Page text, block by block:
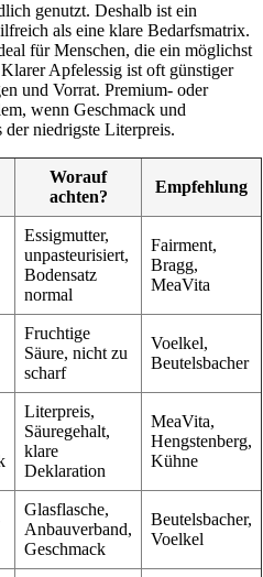
genutzt. Deshalb ist ein
als eine klare Bedarfsmatrix.
für Menschen, die ein möglichst
Apfelessig ist oft günstiger
und Vorrat. Premium- oder
wenn Geschmack und
niedrigste Literpreis.
Worauf
achten?
Empfehlung
Essigmutter,
unpasteurisiert,
Bodensatz
normal
Fairment,
Bragg,
MeaVita
Fruchtige
Säure, nicht zu
scharf
Voelkel,
Beutelsbacher
Literpreis,
Säuregehalt,
klare
Deklaration
MeaVita,
Hengstenberg,
Kühne
Glasflasche,
Anbauverband,
Geschmack
Beutelsbacher,
Voelkel